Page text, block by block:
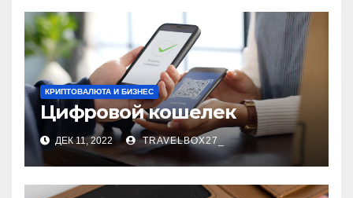
КРИПТОВАЛЮТА И БИЗНЕС
Цифровой кошелек
ДЕК 11, 2022 TRAVELBOX27_